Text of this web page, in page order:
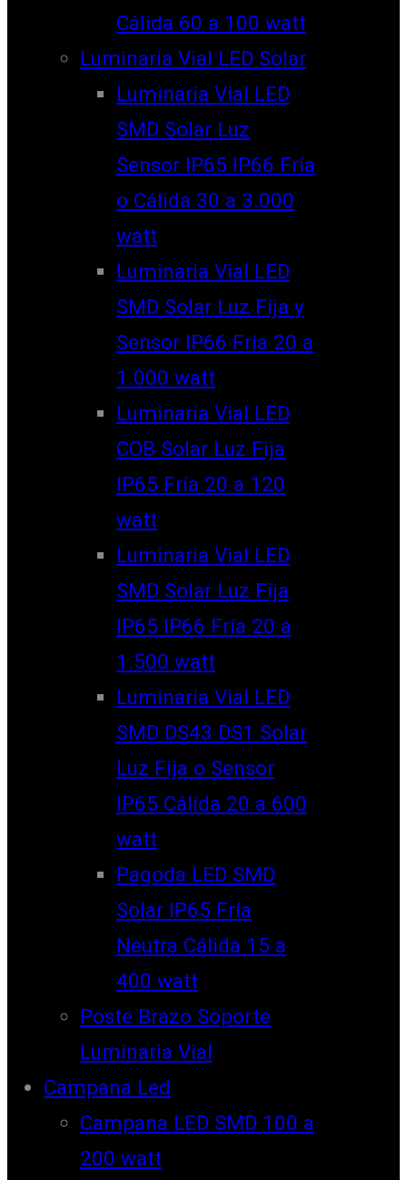
Cálida 60 a 100 watt
Luminaria Vial LED Solar
Luminaria Vial LED
SMD Solar Luz
Sensor IP65 IP66 Fría
o Cálida 30 a 3.000
watt
Luminaria Vial LED
SMD Solar Luz Fija y
Sensor IP66 Fría 20 a
1.000 watt
Luminaria Vial LED
COB Solar Luz Fija
IP65 Fría 20 a 120
watt
Luminaria Vial LED
SMD Solar Luz Fija
IP65 IP66 Fría 20 a
1.500 watt
Luminaria Vial LED
SMD DS43 DS1 Solar
Luz Fija o Sensor
IP65 Cálida 20 a 600
watt
Pagoda LED SMD
Solar IP65 Fría
Neutra Cálida 15 a
400 watt
Poste Brazo Soporte
Luminaria Vial
Campana Led
Campana LED SMD 100 a
200 watt